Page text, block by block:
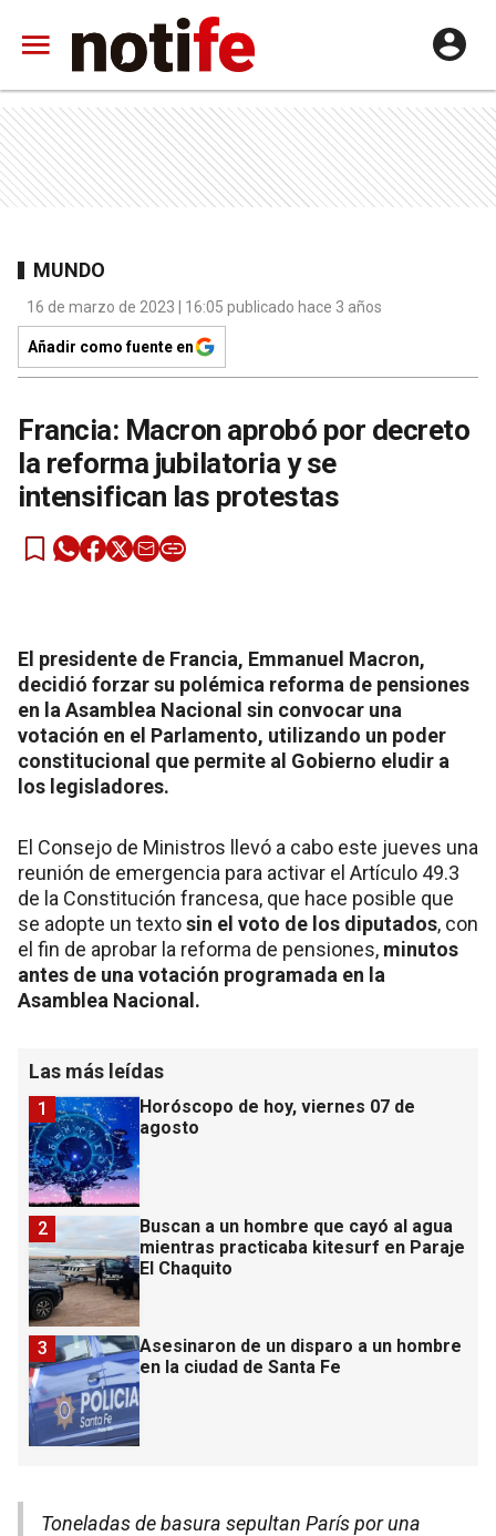
MUNDO
16 de marzo de 2023 | 16:05 publicado hace 3 años
Añadir como fuente en
Francia: Macron aprobó por decreto
la reforma jubilatoria y se
intensifican las protestas
El presidente de Francia, Emmanuel Macron,
decidió forzar su polémica reforma de pensiones
en la Asamblea Nacional sin convocar una
votación en el Parlamento, utilizando un poder
constitucional que permite al Gobierno eludir a
los legisladores.
El Consejo de Ministros llevó a cabo este jueves una
reunión de emergencia para activar el Artículo 49.3
de la Constitución francesa, que hace posible que
se adopte un textosin el voto de los diputados, con
el fin de aprobar la reforma de pensiones, minutos
antes de una votación programada en la
Asamblea Nacional.
Las más leídas
Horóscopo de hoy, viernes 07 de
agosto
1
Buscan a un hombre que cayó al agua
mientras practicaba kitesurf en Paraje
El Chaquito
2
Asesinaron de un disparo a un hombre
en la ciudad de Santa Fe
3
Toneladas de basura sepultan París por una